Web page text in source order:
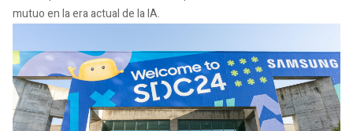
mutuo en la era actual de la IA.